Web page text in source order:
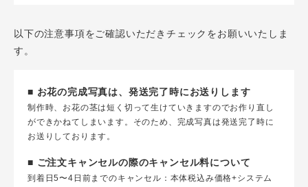
以下の注意事項をご確認いただきチェックをお願いいたしま
す。
■ お花の完成写真は、発送完了時にお送りします
制作時、お花の茎は短く切って生けていきますのでお作り直し
ができかねてしまいます。そのため、完成写真は発送完了時に
お送りしております。
■ ご注文キャンセルの際のキャンセル料について
到着日5〜4日前までのキャンセル：本体税込み価格+システム